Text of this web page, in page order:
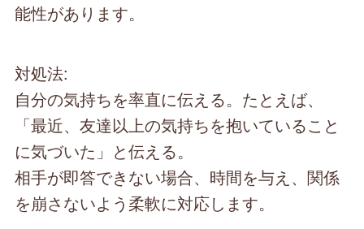
能性があります。
対処法:
自分の気持ちを率直に伝える。たとえば、
「最近、友達以上の気持ちを抱いていること
に気づいた」と伝える。
相手が即答できない場合、時間を与え、関係
を崩さないよう柔軟に対応します。